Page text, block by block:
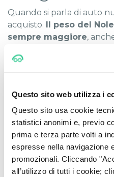
Questo sito web utilizza i
Questo sito usa cookie
statistici anonimi e, previo
prima e terza parte volti a
espresse nella navigazione
promozionali. Cliccando
all’utilizzo di tutti i cookie;
Quando si parla di auto
acquisto. Il peso del
sempre maggiore,
Le immatricolazioni del
È ormai chiaro che, in fase
sempre più orientati al
discapito del Breve.
Noleggio a Lungo
quota mercato.
A guidare l'interesse
noleggio sono i